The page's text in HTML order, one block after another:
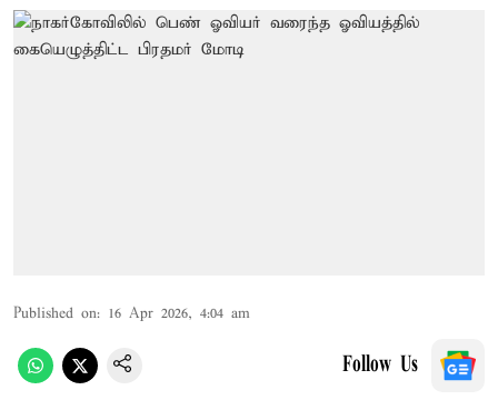
Published on: 16 Apr 2026, 4:04 am
Follow Us